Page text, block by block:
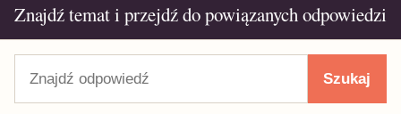
Znajdź temat i przejdź do powiązanych odpowiedzi
Szukaj